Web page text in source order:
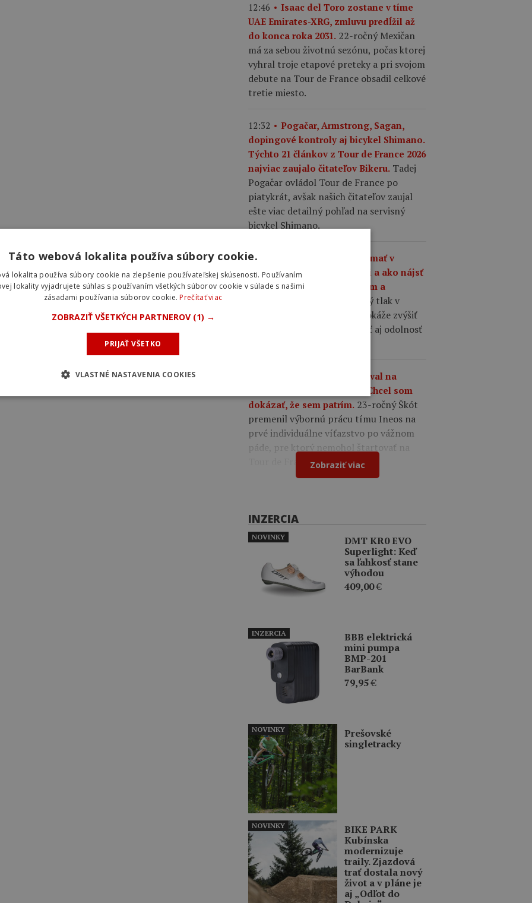
12:46
Isaac del Toro zostane v tíme
UAE Emirates-XRG, zmluvu predĺžil až
do konca roka 2031. 22-ročný Mexičan
má za sebou životnú sezónu, počas ktorej
vyhral troje etapové preteky a pri svojom
debute na Tour de France obsadil celkové
tretie miesto.
12:32
Pogačar, Armstrong, Sagan,
dopingové kontroly aj bicykel Shimano.
Týchto 21 článkov z Tour de France 2026
najviac zaujalo čitateľov Bikeru. Tadej
Pogačar ovládol Tour de France po
piatykrát, avšak našich čitateľov zaujal
ešte viac detailný pohľad na servisný
bicykel Shimano.
10:01
Aký tlak by ste mali mať v
plášťoch na cestnom bicykli a ako nájsť
rovnováhu medzi komfortom a
Správne zvolený tlak v
plášťoch cestného bicykla dokáže zvýšiť
rýchlosť, komfort, priľnavosť aj odolnosť
Oscar Onley triumfoval na
pretekoch Okolo Burgosu: Chcel som
dokázať, že sem patrím. 23-ročný Škót
premenil výbornú prácu tímu Ineos na
prvé individuálne víťazstvo po vážnom
páde, pre ktorý nemohol štartovať na
Tour de France.Zobraziť viac
INZERCIA
DMT KR0 EVO
Superlight: Keď
sa ľahkosť stane
výhodou
409,00€
NOVINKY
BBB elektrická
mini pumpa
BMP-201
BarBank
79,95€
INZERCIA
Prešovské
singletracky
NOVINKY
BIKE PARK
Kubínska
modernizuje
traily. Zjazdová
trať dostala nový
život a v pláne je
aj „Odľot do
NOVINKY
Táto webová lokalita používa súbory cookie.
lokalita používa súbory cookie na zlepšenie používateľskej skúsenosti. Používaním
lokality vyjadrujete súhlas s používaním všetkých súborov cookie v súlade s našimi
zásadami používania súborov cookie.Prečítať viac
ZOBRAZIŤ VŠETKÝCH PARTNEROV (1) →
PRIJAŤ VŠETKO
VLASTNÉ NASTAVENIA COOKIES